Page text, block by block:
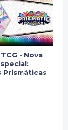
- Nova
Prismáticas